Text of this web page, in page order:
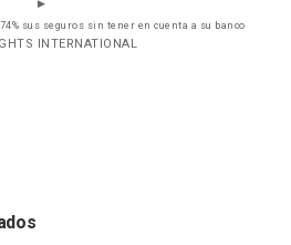
sus seguros sin tener en cuenta a su banco
INTERNATIONAL